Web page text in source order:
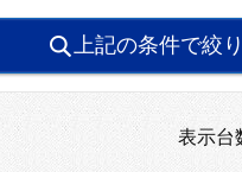
上記の条件で絞
表示台